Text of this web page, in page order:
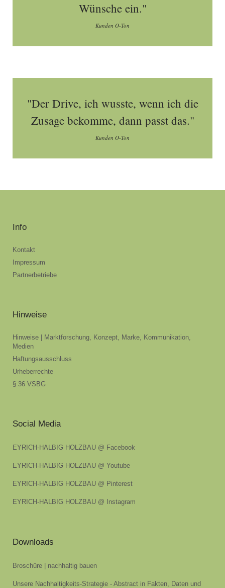
Wünsche ein."
Kunden O-Ton
"Der Drive, ich wusste, wenn ich die
Zusage bekomme, dann passt das."
Kunden O-Ton
Info
Kontakt
Impressum
Partnerbetriebe
Hinweise
Hinweise | Marktforschung, Konzept, Marke, Kommunikation,
Medien
Haftungsausschluss
Urheberrechte
§ 36 VSBG
Social Media
EYRICH-HALBIG HOLZBAU @ Facebook
EYRICH-HALBIG HOLZBAU @ Youtube
EYRICH-HALBIG HOLZBAU @ Pinterest
EYRICH-HALBIG HOLZBAU @ Instagram
Downloads
Broschüre | nachhaltig bauen
Unsere Nachhaltigkeits-Strategie - Abstract in Fakten, Daten und